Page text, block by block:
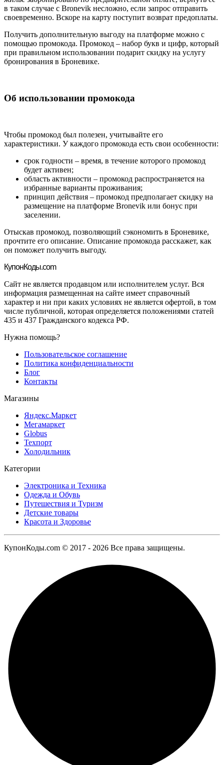
в таком случае с Bronevik несложно, если запрос отправить
своевременно. Вскоре на карту поступит возврат предоплаты.
Получить дополнительную выгоду на платформе можно с
помощью промокода. Промокод – набор букв и цифр, который
при правильном использовании подарит скидку на услугу
бронирования в Броневике.
Об использовании промокода
Чтобы промокод был полезен, учитывайте его
характеристики. У каждого промокода есть свои особенности:
срок годности – время, в течение которого промокод
будет активен;
область активности – промокод распространяется на
избранные варианты проживания;
принцип действия – промокод предполагает скидку на
размещение на платформе Bronevik или бонус при
заселении.
Отыскав промокод, позволяющий сэкономить в Броневике,
прочтите его описание. Описание промокода расскажет, как
он поможет получить выгоду.
КупонКоды.com
Сайт не является продавцом или исполнителем услуг. Вся
информация размещенная на сайте имеет справочный
характер и ни при каких условиях не является офертой, в том
числе публичной, которая определяется положениями статей
435 и 437 Гражданского кодекса РФ.
Нужна помощь?
Пользовательское соглашение
Политика конфиденциальности
Блог
Контакты
Магазины
Яндекс.Маркет
Мегамаркет
Globus
Техпорт
Холодильник
Категории
Электроника и Техника
Одежда и Обувь
Путешествия и Туризм
Детские товары
Красота и Здоровье
КупонКоды.com © 2017 - 2026 Все права защищены.